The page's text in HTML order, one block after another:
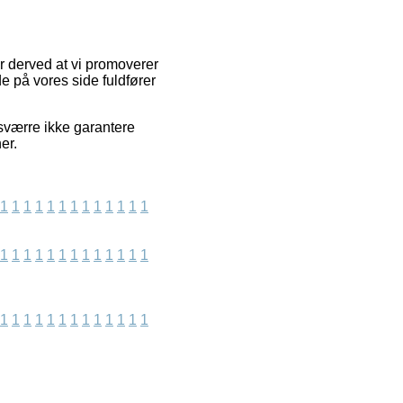
derved at vi promoverer
på vores side fuldfører
ikke garantere
1 1 1 1 1 1 1 1 1 1 1 1 1
1 1 1 1 1 1 1 1 1 1 1 1 1
1 1 1 1 1 1 1 1 1 1 1 1 1